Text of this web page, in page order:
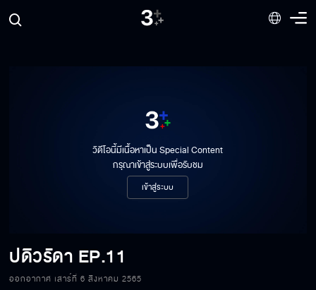
วิดีโอนี้มีเนื้อหาเป็น Special Content
กรุณาเข้าสู่ระบบเพื่อรับชม
เข้าสู่ระบบ
ปดิวรัดา EP.11
ออกอากาศ เสาร์ที่ 6 สิงหาคม 2565
ปดิวรัดา EP.11[2/8]
ปดิวรัดา EP.11[3/8]